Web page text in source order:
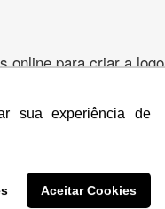
sua experiência de
Aceitar Cookies
online para criar a
e muito